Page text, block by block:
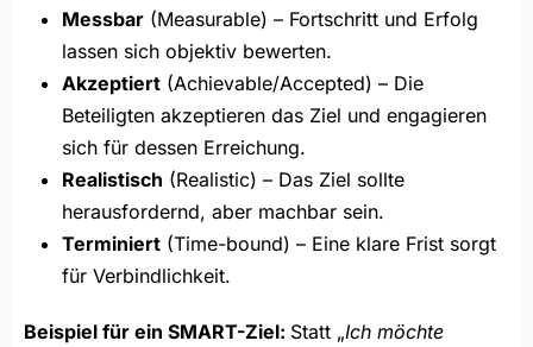
Messbar (Measurable) – Fortschritt und Erfolg
lassen sich objektiv bewerten.
Akzeptiert (Achievable/Accepted) – Die
Beteiligten akzeptieren das Ziel und engagieren
sich für dessen Erreichung.
Realistisch (Realistic) – Das Ziel sollte
herausfordernd, aber machbar sein.
Terminiert (Time-bound) – Eine klare Frist sorgt
für Verbindlichkeit.
Beispiel für ein SMART-Ziel: Statt „Ich möchte